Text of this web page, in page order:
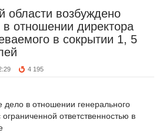
области возбуждено
в отношении директора
в сокрытии 1, 5
4 195
дело в отношении генерального
ответственностью в